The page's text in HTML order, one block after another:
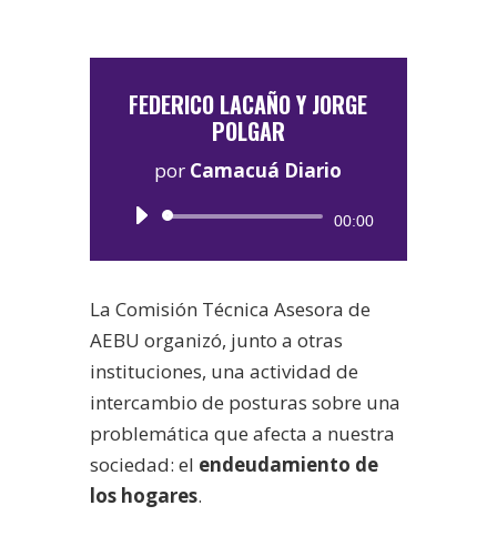
FEDERICO LACAÑO Y JORGE
POLGAR
por Camacuá Diario
Reproductor
00:00
La Comisión Técnica Asesora de
AEBU organizó, junto a otras
instituciones, una actividad de
intercambio de posturas sobre una
problemática que afecta a nuestra
sociedad: el endeudamiento de
los hogares.